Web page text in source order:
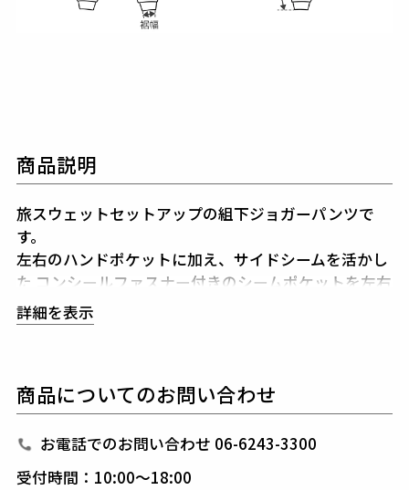
商品説明
旅スウェットセットアップの組下ジョガーパンツで
す。
左右のハンドポケットに加え、サイドシームを活かし
た コンシールファスナー付きのシームポケットを左右
に配し、 手ぶらで全て賄える程の機能ポケットを搭載
しています。
AGNIを採用しています。
素材
SALAVENA TRICOT
詳細を表示
商品についてのお問い合わせ
お電話でのお問い合わせ 06-6243-3300
受付時間：10:00～18:00